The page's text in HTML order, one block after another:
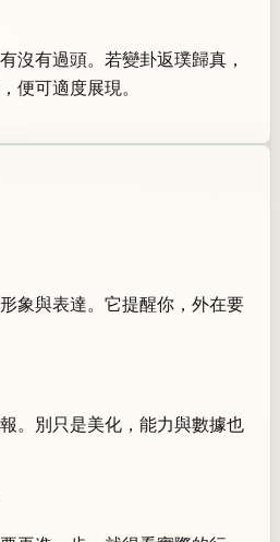
沒有過頭。若變卦返璞歸真，
便可適度展現。
象與表達。它提醒你，外在要
。別只是美化，能力與數據也